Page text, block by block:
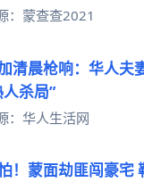
：蒙查查2021
清晨枪响：华人夫
人杀局”
：华人生活网
！蒙面劫匪闯豪宅